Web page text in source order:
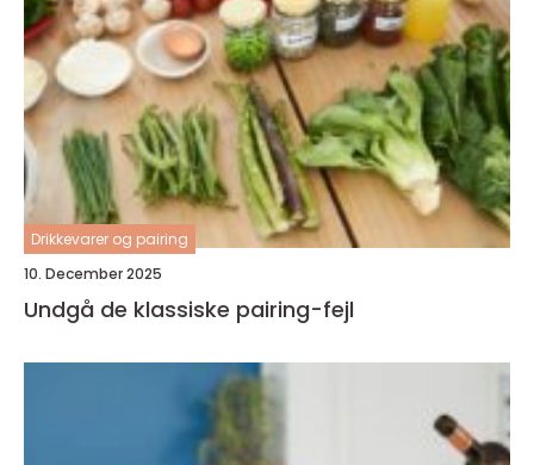
Drikkevarer og pairing
10. December 2025
Undgå de klassiske pairing-fejl